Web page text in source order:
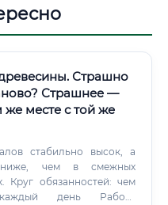
Страшно
Страшнее —
же месте с той же
стабильно высок, а
ниже, чем в смежных
Круг обязанностей: чем
день Работа